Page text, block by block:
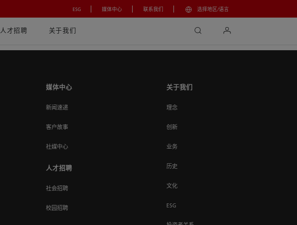
人才招聘 关于我们
ESG 媒体中心 联系我们 选择地区/语言
媒体中心
新闻速递
客户故事
社媒中心
人才招聘
社会招聘
校园招聘
关于我们
理念
创新
业务
历史
文化
ESG